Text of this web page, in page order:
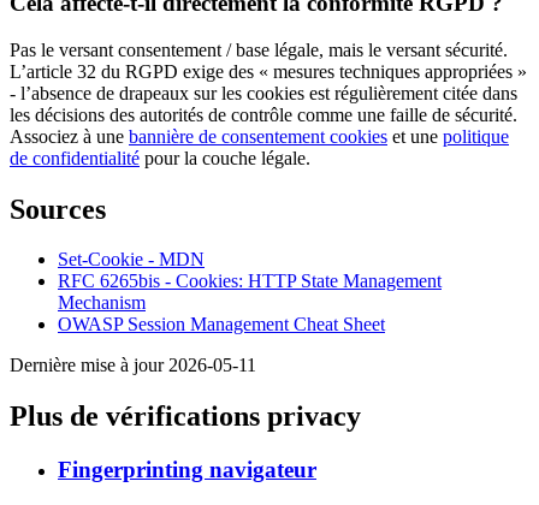
Pas le versant consentement / base légale, mais le versant sécurité.
L’article 32 du RGPD exige des « mesures techniques appropriées »
- l’absence de drapeaux sur les cookies est régulièrement citée dans
les décisions des autorités de contrôle comme une faille de sécurité.
Associez à une bannière de consentement cookies et une politique
de confidentialité pour la couche légale.
Sources
Set-Cookie - MDN
RFC 6265bis - Cookies: HTTP State Management
Mechanism
OWASP Session Management Cheat Sheet
Dernière mise à jour 2026-05-11
Plus de vérifications privacy
Fingerprinting navigateur